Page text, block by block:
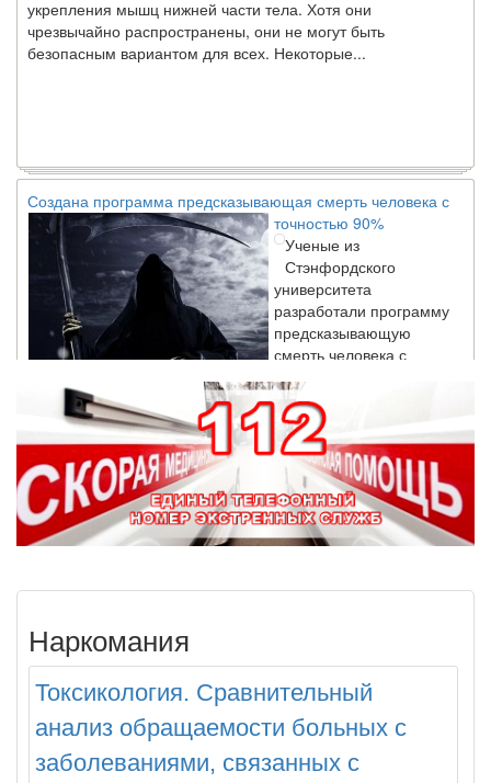
чрезвычайно распространены, они не могут быть
безопасным вариантом для всех. Некоторые...
Создана программа предсказывающая смерть человека с
точностью 90%
Ученые из
Стэнфордского
университета
разработали программу
предсказывающую
смерть человека с
высокой точностью.
Зарплата врачей в 2018 году превысит средний доход
россиян в два раза
Глава Минздрава РФ
Вероника Скворцова
опровергла
работников в
встрече с журналистами ведущих...
Местная анестезия развивает кардиотоксичность
Федеральная служба по
надзору в сфере
Наркомания
Токсикология. Сравнительный
анализ обращаемости больных с
заболеваниями, связанных с